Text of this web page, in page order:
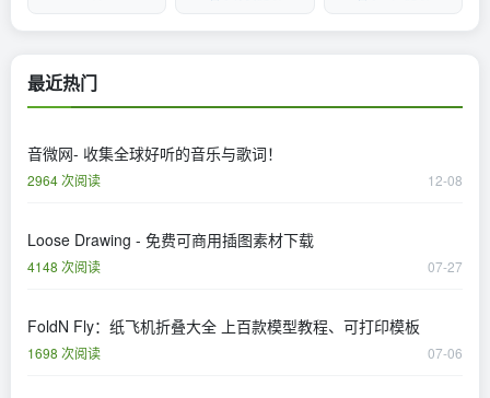
最近热门
音微网- 收集全球好听的音乐与歌词！
2964 次阅读 12-08
Loose Drawing - 免费可商用插图素材下载
4148 次阅读 07-27
FoldN Fly：纸飞机折叠大全 上百款模型教程、可打印模板
1698 次阅读 07-06